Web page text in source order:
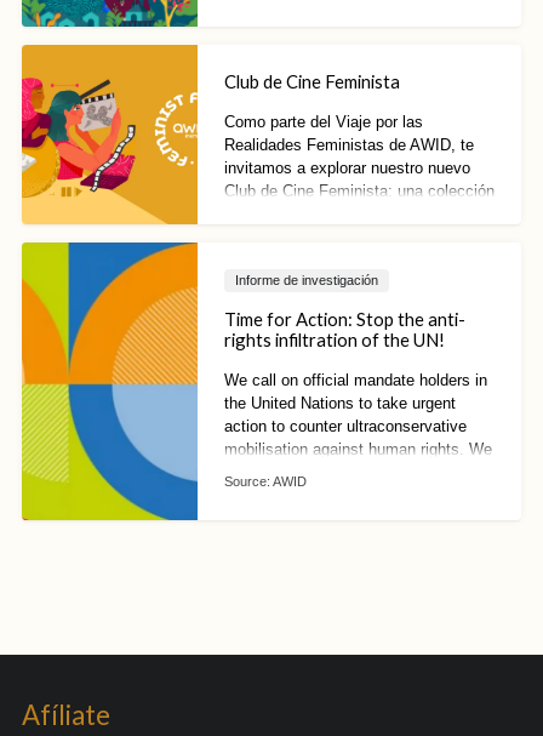
Club de Cine Feminista
Como parte del Viaje por las
Realidades Feministas de AWID, te
invitamos a explorar nuestro nuevo
Club de Cine Feminista: una colección
mundo
Informe de investigación
Time for Action: Stop the anti-
rights infiltration of the UN!
We call on official mandate holders in
the United Nations to take urgent
action to counter ultraconservative
mobilisation against human rights. We
can no longer afford to wait!
Source: AWID
Afíliate